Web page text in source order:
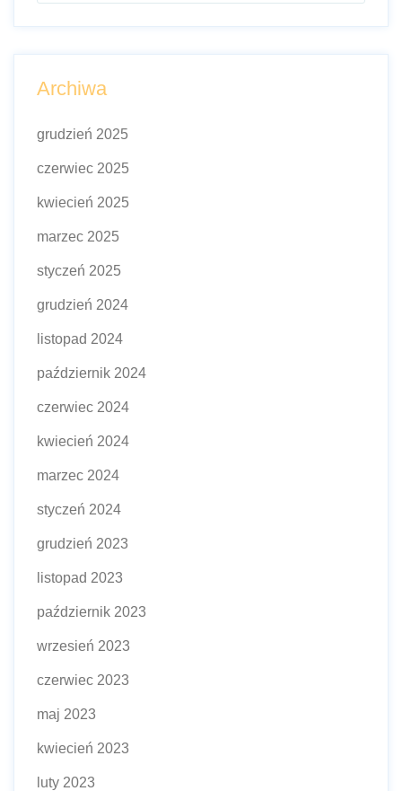
Archiwa
grudzień 2025
czerwiec 2025
kwiecień 2025
marzec 2025
styczeń 2025
grudzień 2024
listopad 2024
październik 2024
czerwiec 2024
kwiecień 2024
marzec 2024
styczeń 2024
grudzień 2023
listopad 2023
październik 2023
wrzesień 2023
czerwiec 2023
maj 2023
kwiecień 2023
luty 2023